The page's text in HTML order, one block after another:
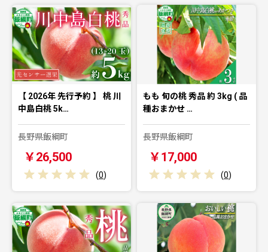
【 2026年 先行予約 】 桃 川
中島白桃 5k…
長野県飯綱町
￥26,500
(0)
もも 旬の桃 秀品 約 3kg ( 品
種おまかせ …
長野県飯綱町
￥17,000
(0)